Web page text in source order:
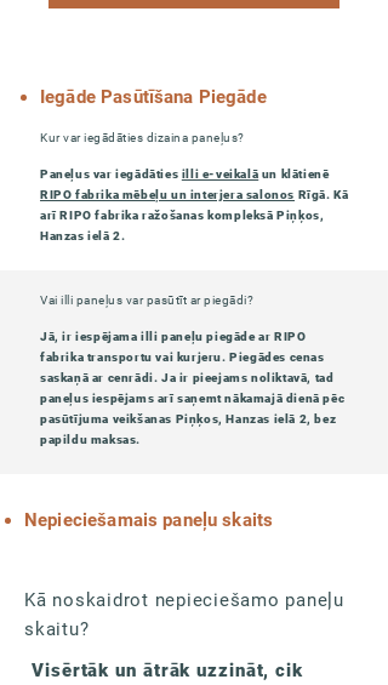
Iegāde Pasūtīšana Piegāde
Kur var iegādāties dizaina paneļus?
Paneļus var iegādāties illi e-veikalā un klātienē
RIPO fabrika mēbeļu un interjera salonos Rīgā. Kā
arī RIPO fabrika ražošanas kompleksā Piņķos,
Hanzas ielā 2.
Vai illi paneļus var pasūtīt ar piegādi?
Jā, ir iespējama illi paneļu piegāde ar RIPO
fabrika transportu vai kurjeru. Piegādes cenas
saskaņā ar cenrādi. Ja ir pieejams noliktavā, tad
paneļus iespējams arī saņemt nākamajā dienā pēc
pasūtījuma veikšanas Piņķos, Hanzas ielā 2, bez
papildu maksas.
Nepieciešamais paneļu skaits
Kā noskaidrot nepieciešamo paneļu
skaitu?
Visērtāk un ātrāk uzzināt, cik